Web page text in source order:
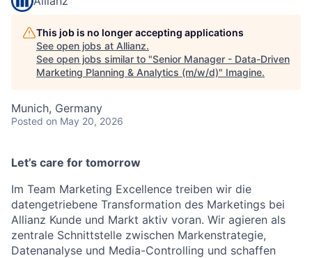
This job is no longer accepting applications
See open jobs at Allianz.
See open jobs similar to "Senior Manager - Data-Driven
Marketing Planning & Analytics (m/w/d)" Imagine.
Munich, Germany
Posted on May 20, 2026
Let’s care for tomorrow
Im Team Marketing Excellence treiben wir die
datengetriebene Transformation des Marketings bei
Allianz Kunde und Markt aktiv voran. Wir agieren als
zentrale Schnittstelle zwischen Markenstrategie,
Datenanalyse und Media-Controlling und schaffen